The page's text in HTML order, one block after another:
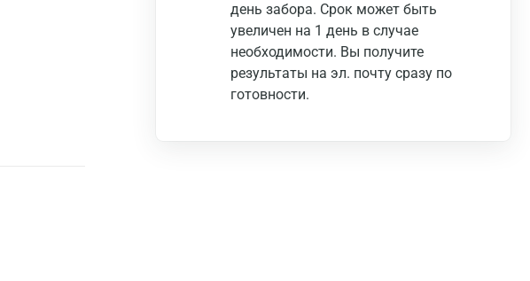
день забора. Срок может быть
увеличен на 1 день в случае
необходимости. Вы получите
результаты на эл. почту сразу по
готовности.